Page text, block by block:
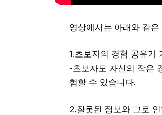
영상에서는 아래와 같
1.초보자의 경험 공유가
-초보자도 자신의 작은
험할 수 있습니다.
2.잘못된 정보와 그로